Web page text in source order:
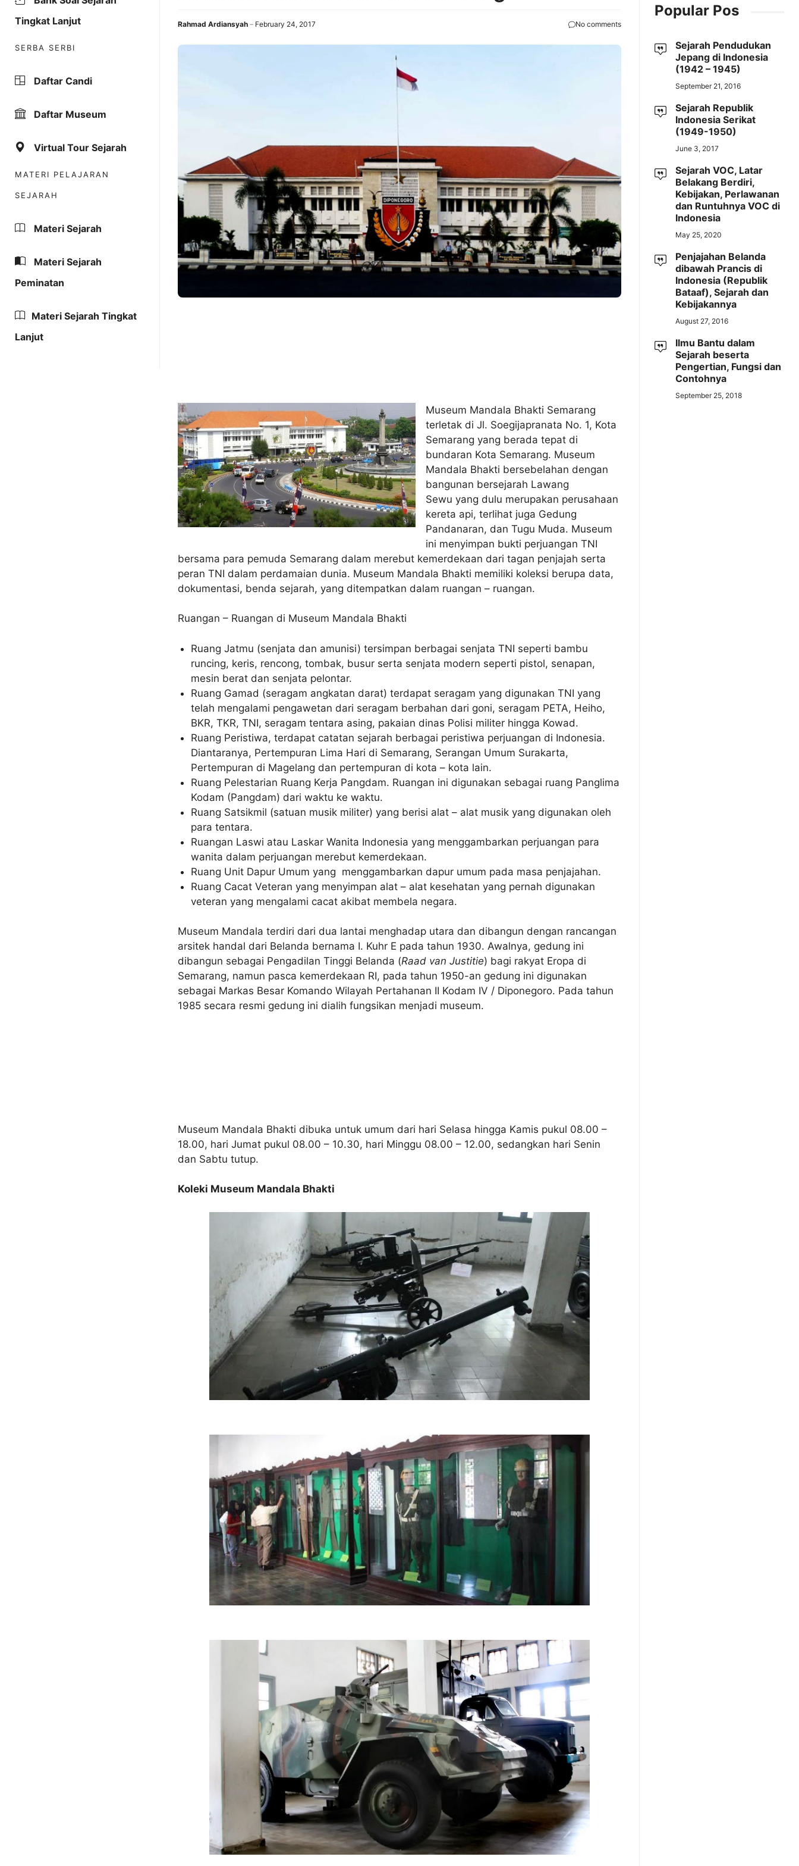
Rahmad Ardiansyah February 24, 2017 No comments
Museum Mandala Bhakti Semarang
terletak di Jl. Soegijapranata No. 1, Kota
Semarang yang berada tepat di
bundaran Kota Semarang. Museum
Mandala Bhakti bersebelahan dengan
bangunan bersejarah Lawang
Sewu yang dulu merupakan perusahaan
kereta api, terlihat juga Gedung
Pandanaran, dan Tugu Muda. Museum
ini menyimpan bukti perjuangan TNI
bersama para pemuda Semarang dalam merebut kemerdekaan dari tagan penjajah serta
peran TNI dalam perdamaian dunia. Museum Mandala Bhakti memiliki koleksi berupa data,
dokumentasi, benda sejarah, yang ditempatkan dalam ruangan – ruangan.
Ruangan – Ruangan di Museum Mandala Bhakti
Ruang Jatmu (senjata dan amunisi) tersimpan berbagai senjata TNI seperti bambu
runcing, keris, rencong, tombak, busur serta senjata modern seperti pistol, senapan,
mesin berat dan senjata pelontar.
Ruang Gamad (seragam angkatan darat) terdapat seragam yang digunakan TNI yang
telah mengalami pengawetan dari seragam berbahan dari goni, seragam PETA, Heiho,
BKR, TKR, TNI, seragam tentara asing, pakaian dinas Polisi militer hingga Kowad.
Ruang Peristiwa, terdapat catatan sejarah berbagai peristiwa perjuangan di Indonesia.
Diantaranya, Pertempuran Lima Hari di Semarang, Serangan Umum Surakarta,
Pertempuran di Magelang dan pertempuran di kota – kota lain.
Ruang Pelestarian Ruang Kerja Pangdam. Ruangan ini digunakan sebagai ruang Panglima
Kodam (Pangdam) dari waktu ke waktu.
Ruang Satsikmil (satuan musik militer) yang berisi alat – alat musik yang digunakan oleh
para tentara.
Ruangan Laswi atau Laskar Wanita Indonesia yang menggambarkan perjuangan para
wanita dalam perjuangan merebut kemerdekaan.
Ruang Unit Dapur Umum yang menggambarkan dapur umum pada masa penjajahan.
Ruang Cacat Veteran yang menyimpan alat – alat kesehatan yang pernah digunakan
veteran yang mengalami cacat akibat membela negara.
Museum Mandala terdiri dari dua lantai menghadap utara dan dibangun dengan rancangan
arsitek handal dari Belanda bernama I. Kuhr E pada tahun 1930. Awalnya, gedung ini
dibangun sebagai Pengadilan Tinggi Belanda (Raad van Justitie) bagi rakyat Eropa di
Semarang, namun pasca kemerdekaan RI, pada tahun 1950-an gedung ini digunakan
sebagai Markas Besar Komando Wilayah Pertahanan II Kodam IV / Diponegoro. Pada tahun
1985 secara resmi gedung ini dialih fungsikan menjadi museum.
Museum Mandala Bhakti dibuka untuk umum dari hari Selasa hingga Kamis pukul 08.00 –
18.00, hari Jumat pukul 08.00 – 10.30, hari Minggu 08.00 – 12.00, sedangkan hari Senin
dan Sabtu tutup.
Koleki Museum Mandala Bhakti
Tingkat Lanjut
SERBA SERBI
Daftar Candi
Daftar Museum
Virtual Tour Sejarah
MATERI PELAJARAN
SEJARAH
Materi Sejarah
Materi Sejarah
Peminatan
Materi Sejarah Tingkat
Lanjut
Popular Pos
Sejarah Pendudukan
Jepang di Indonesia
(1942 – 1945)
September 21, 2016
Sejarah Republik
Indonesia Serikat
(1949-1950)
June 3, 2017
Sejarah VOC, Latar
Belakang Berdiri,
Kebijakan, Perlawanan
dan Runtuhnya VOC di
Indonesia
May 25, 2020
Penjajahan Belanda
dibawah Prancis di
Indonesia (Republik
Bataaf), Sejarah dan
Kebijakannya
August 27, 2016
Ilmu Bantu dalam
Sejarah beserta
Pengertian, Fungsi dan
Contohnya
September 25, 2018